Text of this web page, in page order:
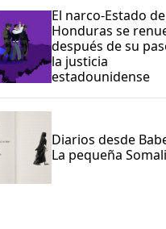
El narco-Estado de
Honduras se
después de su
la justicia
estadounidense
Diarios desde
La pequeña